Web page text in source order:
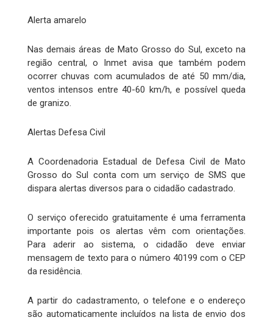
Alerta amarelo
Nas demais áreas de Mato Grosso do Sul, exceto na
região central, o Inmet avisa que também podem
ocorrer chuvas com acumulados de até 50 mm/dia,
ventos intensos entre 40-60 km/h, e possível queda
de granizo.
Alertas Defesa Civil
A Coordenadoria Estadual de Defesa Civil de Mato
Grosso do Sul conta com um serviço de SMS que
dispara alertas diversos para o cidadão cadastrado.
O serviço oferecido gratuitamente é uma ferramenta
importante pois os alertas vêm com orientações.
Para aderir ao sistema, o cidadão deve enviar
mensagem de texto para o número 40199 com o CEP
da residência.
A partir do cadastramento, o telefone e o endereço
são automaticamente incluídos na lista de envio dos